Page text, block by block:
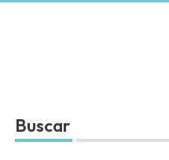
Buscar